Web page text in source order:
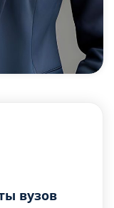
вузов